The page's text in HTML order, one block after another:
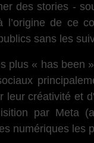
des stories -
l’origine de ce
sans les
plus « has been
leur créativité et
par Meta
numériques les